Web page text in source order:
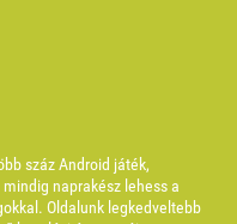
száz Android játék,
naprakész lehess a
Oldalunk legkedveltebb